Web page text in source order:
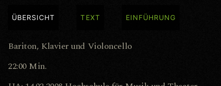
ÜBERSICHT TEXT EINFÜHRUNG
Bariton, Klavier und Violoncello
22:00 Min.